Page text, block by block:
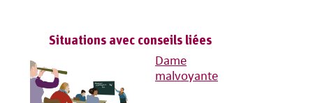
Situations avec conseils liées
Dame
malvoyante